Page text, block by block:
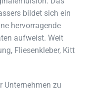
bildet sich ein
hervorragende
aufweist. Weit
Fliesenkleber, Kitt
Unternehmen zu